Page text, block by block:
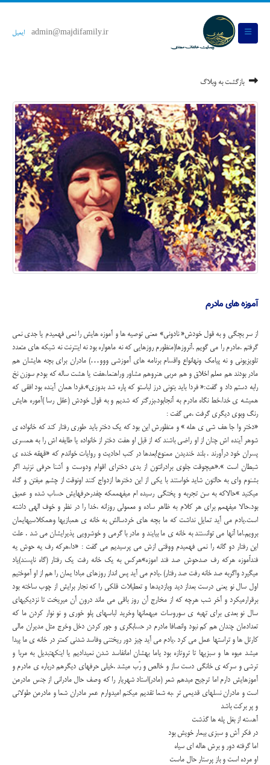
admin@majdifamily.ir ایمیل
بازگشت به وبلاگ
آموزه های مادرم
از سر بچگی و به قول خودش« نادونی» معنی توصیه ها و آموزه هایش را نمی فهمیدم یا جدی نمی
گرفتم .مادرم را می گویم .آنروزها(منظورم روزهایی که نه ماهواره بود نه اینترنت نه شبکه های متعدد
تلویزیونی و نه پیامک ونهانواع واقسام برنامه های آموزشی ووو…) مادران برای بچه هایشان هم
مادر بودند هم معلم اخلاق و هم مربی هنروهم مشاور وراهنما.هفت یا هشت ساله که بودم سوزن نخ
رابه دستم داد و گفت:« فردا باید بتونی درز لباستو که پاره شد بدوزی».فردا همان آینده بود افقی که
همیشه ی خدا،خط نگاه مادرم به آنجابود.بزرگتر که شدیم و به قول خودش (عقل رسا )آموره هایش
رنگ وبوی دیگری گرفت .می گفت :
«دختر وا جا هف شی ی هله » و منظورش این بود که یک دختر باید طوری رفتار کند که خانواده ی
شوهر آینده اش چنان از او راضی باشند که از قبل او هفت دختر از خانواده یا طایفه اش را به همسری
پسران خود درآورند . بلند خندیدن ممنوع!بعدها در کتب احادیث و روایات خواندم که «قهقه خنده ی
شبطان است ».«هیچوقت جلوی برادرانتون از بدی دخترای اقوام ودوست و آشنا حرفی نزنید اگر
بشنوم وای به حالتون شاید خواستند با یکی از این دخترها ازدواج کنند اونوقت از چشم میفتن و گناه
میکنید »حالاکه به سن تجربه و پختگی رسیده ام میفهممکه چفدرحرفهایش حساب شده و عمیق
بود.حالا میفهمم برای هر کلام به ظاهر ساده و معمولی روزانه ،خدا را در نظر و خوف الهی داشته
است.یادم می آید تمایل نداشت که ما بچه های خردسالش به خانه ی همبازیها وهمکلاسیهایمان
برویم.اما آنها می توانستند به خانه ی ما بیایند و مادر با گرمی و خوشرویی پذیرایشان می شد . علت
این رفتار دو گانه را نمی فهمیدم ووقتی ازش می پرسیدیم می گفت : «دا،هرکه رف یه حوش یه
فنداّموزه هرکه رف صدحوش صد فند اموزه»هرکس به یک خانه رفت یک رفتار (گاه ناپسند)یاد
میگیرد واگربه صد خانه رفت صد رفتار) .یادم می آید پس انداز روزهای مبادا یمان را هم از او آموختیم
اول سال نو یعنی درست بعداز دید وبازدیدها و تعطیلات قلکی را که نجار برایش از چوب ساخته بود
برقرارمیکرد و آخر شب هرچه که از مخارج آن روز باقی می ماند درون آن میریخت تا نزدیکیهای
سال نو بعدی برای تهیه ی سوروسات میهمانها وخرید لباسهای پلو خوری و نو نوار کردن ما که
تعدادمان چندان هم کم نبود وانصافا مادرم در حسابگری و جور کردن دخل وخرج مثل مدیران مالی
کارتل ها و تراستها عمل می کرد .یادم می آید چیز دور ریختنی وفاسد شدنی کمتر در خانه ی ما پیدا
میشد میوه ها و سبزیها تا تروتازه بود یاما بهشان امانفاسد شدن نمیدادیم یا اینکهتبدیل به مربا و
ترشی و سرکه ی خانگی دست ساز و خالص و رّب میشد .خیلی حرفهای دیگرهم درباره ی مادرم و
آموزهایش دارم اما ترجیح میدهم شعر (مادر)استاد شهریار را که وصف حال مادرانی از جنس مادرمن
است و مادران نسلهای قدیمی تر ،به شما تقدیم میکنم امیدوارم عمر مادران شما و مادرمن طولانی
و پر برکت باشد
آهسته از بغل پله ها گذشت
در فکر آش و سبزی بیمار خویش بود
اما گرفته دور و برش هاله ای سیاه
او مرده است و باز پرستار حال ماست